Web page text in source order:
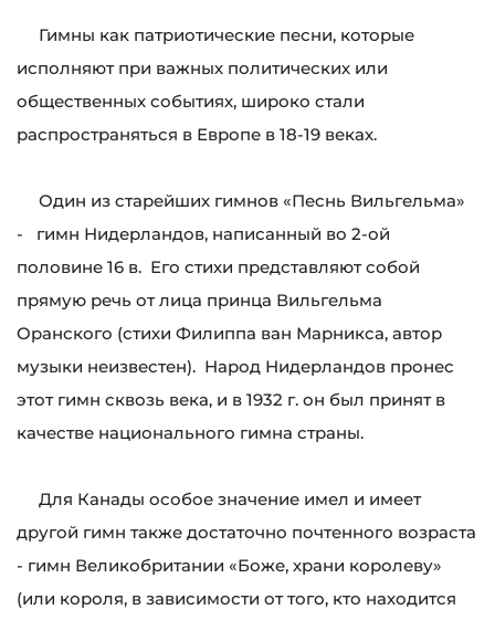
Гимны как патриотические песни, которые
исполняют при важных политических или
общественных событиях, широко стали
распространяться в Европе в 18-19 веках.
Один из старейших гимнов «Песнь Вильгельма»
- гимн Нидерландов, написанный во 2-ой
половине 16 в. Его стихи представляют собой
прямую речь от лица принца Вильгельма
Оранского (стихи Филиппа ван Марникса, автор
музыки неизвестен). Народ Нидерландов пронес
этот гимн сквозь века, и в 1932 г. он был принят в
качестве национального гимна страны.
Для Канады особое значение имел и имеет
другой гимн также достаточно почтенного возраста
- гимн Великобритании «Боже, храни королеву»
(или короля, в зависимости от того, кто находится